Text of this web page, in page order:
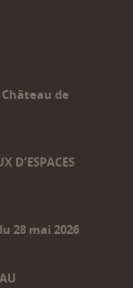
de
D’ESPACES
28 mai 2026